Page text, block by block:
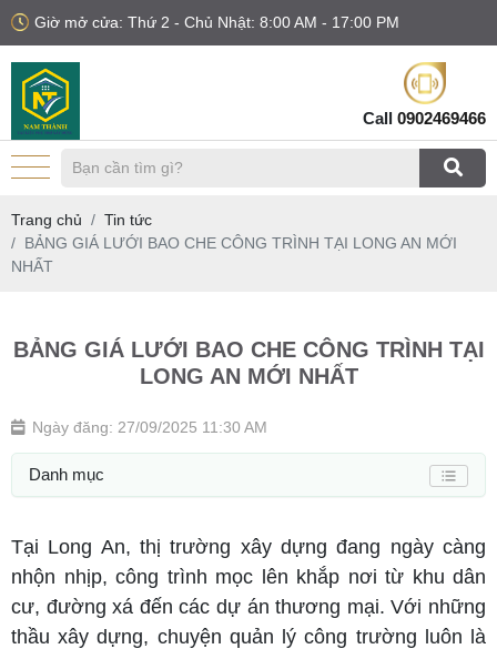
Giờ mở cửa: Thứ 2 - Chủ Nhật: 8:00 AM - 17:00 PM
Call 0902469466
Trang chủ
Tin tức
BẢNG GIÁ LƯỚI BAO CHE CÔNG TRÌNH TẠI LONG AN MỚI
NHẤT
BẢNG GIÁ LƯỚI BAO CHE CÔNG TRÌNH TẠI
LONG AN MỚI NHẤT
Ngày đăng: 27/09/2025 11:30 AM
Danh mục
Tại Long An, thị trường xây dựng đang ngày càng
nhộn nhịp, công trình mọc lên khắp nơi từ khu dân
cư, đường xá đến các dự án thương mại. Với những
thầu xây dựng, chuyện quản lý công trường luôn là